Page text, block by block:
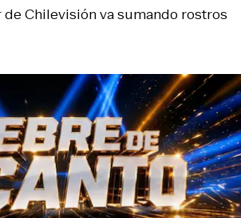
Chilevisión va sumando rostros